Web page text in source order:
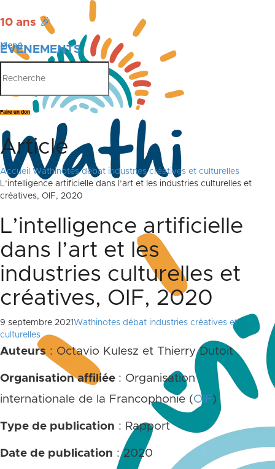
10 ans 🎉
ÉVÉNEMENTS
PUBLICATIONS
Menu
Faire un don
Article
Accueil
Wathinotes débat industries créatives et culturelles
L’intelligence artificielle dans l’art et les industries culturelles et
créatives, OIF, 2020
L’intelligence artificielle
dans l’art et les
industries culturelles et
créatives, OIF, 2020
9 septembre 2021 Wathinotes débat industries créatives et
culturelles
Auteurs : Octavio Kulesz et Thierry Dutoit
Organisation affiliée : Organisation
internationale de la Francophonie (OIF)
Type de publication : Rapport
Date de publication : 2020